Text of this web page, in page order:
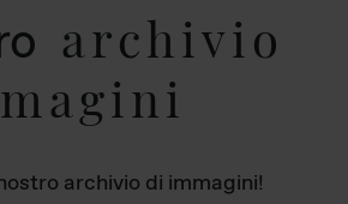
archivio
archivio di immagini!